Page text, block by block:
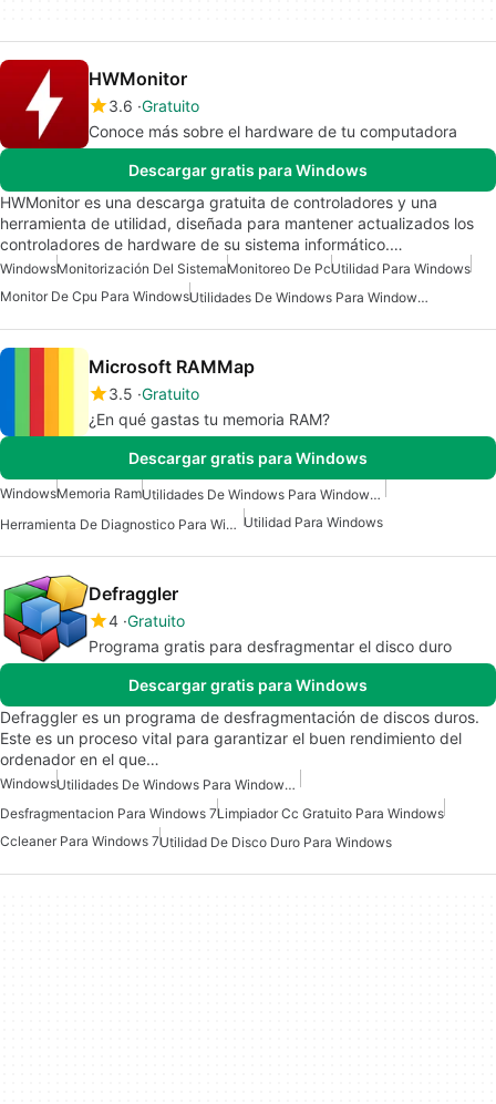
HWMonitor
3.6 Gratuito
Conoce más sobre el hardware de tu computadora
Descargar gratis para Windows
HWMonitor es una descarga gratuita de controladores y una
herramienta de utilidad, diseñada para mantener actualizados los
controladores de hardware de su sistema informático.…
WindowsMonitorización Del SistemaMonitoreo De PcUtilidad Para Windows
Monitor De Cpu Para Windows
Utilidades De Windows Para Windows 10
Microsoft RAMMap
3.5 Gratuito
¿En qué gastas tu memoria RAM?
Descargar gratis para Windows
WindowsMemoria Ram
Utilidades De Windows Para Windows 10
Herramienta De Diagnostico Para Windows Utilidad Para Windows
Defraggler
4 Gratuito
Programa gratis para desfragmentar el disco duro
Descargar gratis para Windows
Defraggler es un programa de desfragmentación de discos duros.
Este es un proceso vital para garantizar el buen rendimiento del
ordenador en el que…
Windows
Utilidades De Windows Para Windows 10
Desfragmentacion Para Windows 7Limpiador Cc Gratuito Para Windows
Ccleaner Para Windows 7Utilidad De Disco Duro Para Windows